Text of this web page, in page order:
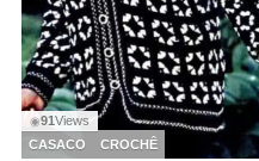
◉91Views
CASACO
CROCHÊ